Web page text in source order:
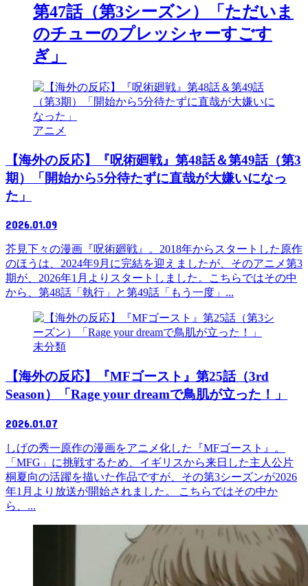
第47話（第3シーズン）「ただいま
のチューのプレッシャーすごす
ぎ」
アニメ
【海外の反応】『呪術廻戦』第48話＆第49話（第3
期）「開始から5分待たずに直哉が大嫌いになっ
た」
2026.01.09
芥見下々の漫画『呪術廻戦』。2018年からスタートした原作
のほうは、2024年9月に完結を迎えましたが、そのアニメ第3
期が、2026年1月よりスタートしました。こちらではその中
から、第48話「執行」と第49話「もう一度」...
未分類
【海外の反応】『MFゴースト』第25話（3rd
Season）「Rage your dreamで鳥肌が立った！」
2026.01.07
しげの秀一原作の漫画をアニメ化した『MFゴースト』。
「MFG」に挑戦するため、イギリスから来日した主人公片
桐夏向の活躍を描いた作品ですが、その第3シーズンが2026
年1月より放送が開始されました。 こちらではその中か
ら、...